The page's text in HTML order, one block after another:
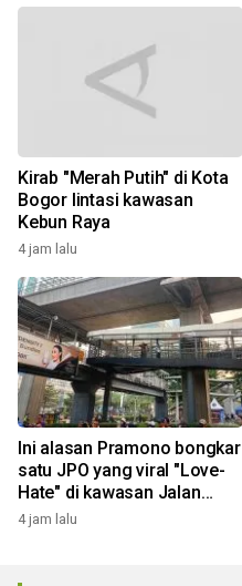
Kirab "Merah Putih" di Kota
Bogor lintasi kawasan
Kebun Raya
4 jam lalu
Ini alasan Pramono bongkar
satu JPO yang viral "Love-
Hate" di kawasan Jalan
Rasuna Said
4 jam lalu